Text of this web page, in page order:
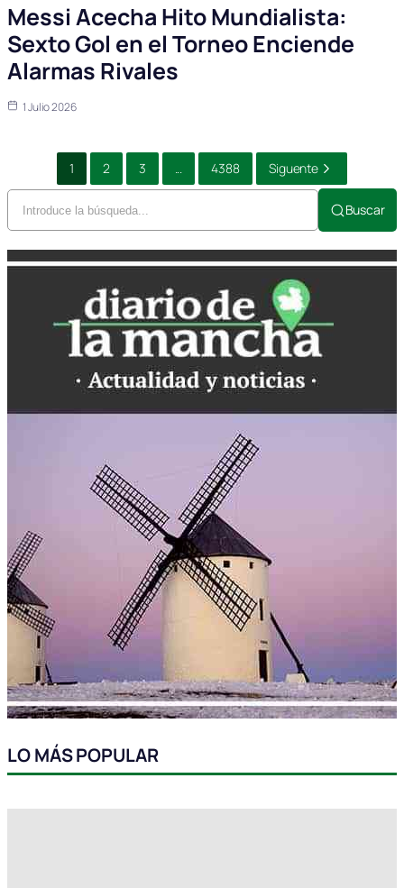
Messi Acecha Hito Mundialista:
Sexto Gol en el Torneo Enciende
Alarmas Rivales
1 Julio 2026
1 2 3 ... 4388 Siguente
Buscar
LO MÁS POPULAR